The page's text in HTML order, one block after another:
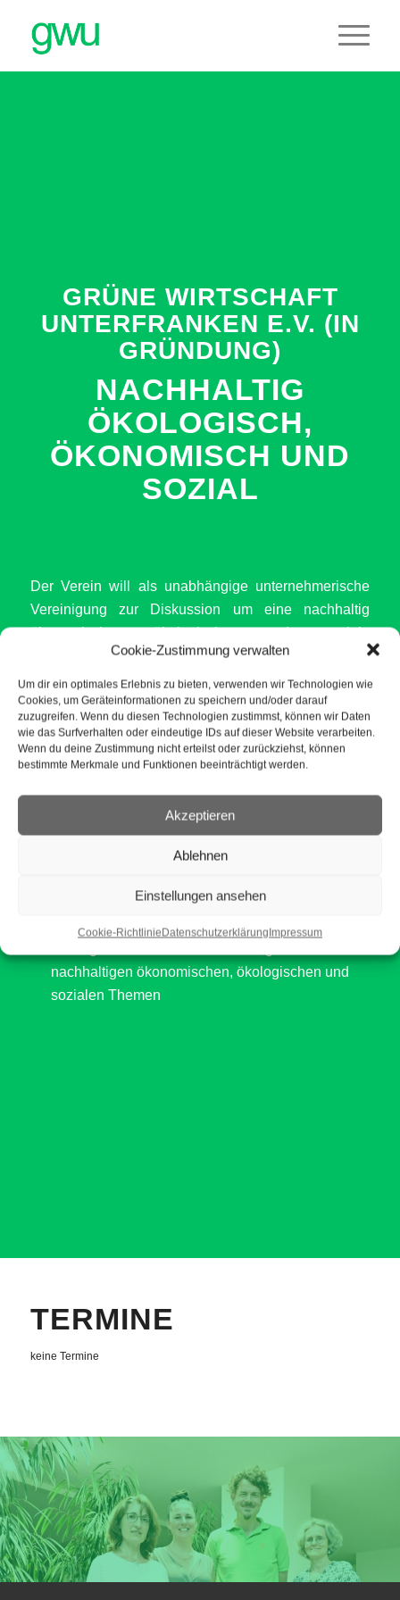
Cookie-Zustimmung verwalten
Um dir ein optimales Erlebnis zu bieten, verwenden wir Technologien wie
Cookies, um Geräteinformationen zu speichern und/oder darauf
zuzugreifen. Wenn du diesen Technologien zustimmst, können wir Daten
wie das Surfverhalten oder eindeutige IDs auf dieser Website verarbeiten.
Wenn du deine Zustimmung nicht erteilst oder zurückziehst, können
bestimmte Merkmale und Funktionen beeinträchtigt werden.
Akzeptieren
Ablehnen
Einstellungen ansehen
Cookie-RichtlinieDatenschutzerklärungImpressum
GRÜNE WIRTSCHAFT
UNTERFRANKEN E.V. (IN
GRÜNDUNG)
NACHHALTIG
ÖKOLOGISCH,
ÖKONOMISCH UND
SOZIAL
Der Verein will als unabhängige unternehmerische
Vereinigung zur Diskussion um eine nachhaltig
ökonomische, ökologische und soziale
Wirtschaftspolitik in Unterfranken beitragen. Dabei
sind Bündnis 90/DIE GRÜNEN für uns ein wichtiges
Gegenüber, um Nachhaltigkeit in allen drei
Dimensionen zu verwirklichen: ökologisch,
ökonomisch und sozial.
die Förderung und Verbreitung nachhaltig
die verbandspolitische Vertretung in der
nachhaltigen ökonomischen, ökologischen und
sozialen Themen
TERMINE
keine Termine